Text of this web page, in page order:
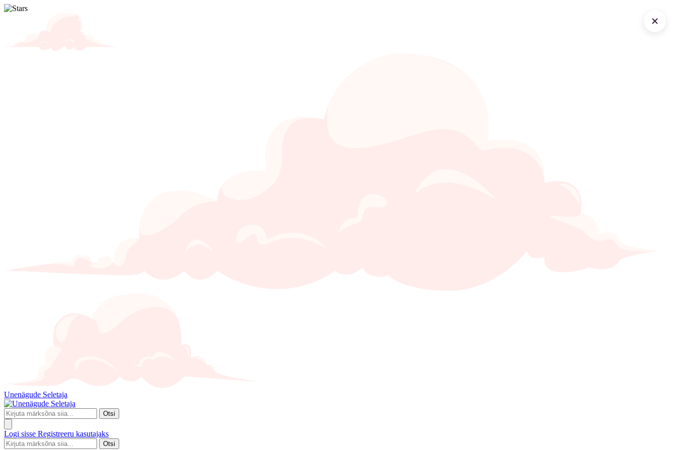
Unenägude Seletaja
Otsi
Logi sisse Registreeru kasutajaks
Otsi